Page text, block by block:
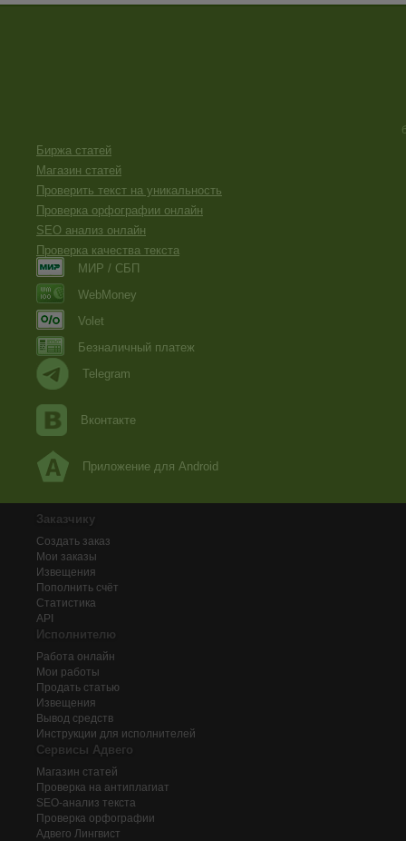
Биржа статей
Магазин статей
Проверить текст на уникальность
Проверка орфографии онлайн
SEO анализ онлайн
Проверка качества текста
МИР / СБП
WebMoney
Volet
Безналичный платеж
Telegram
Вконтакте
Приложение для Android
Заказчику
Создать заказ
Мои заказы
Извещения
Пополнить счёт
Статистика
API
Исполнителю
Работа онлайн
Мои работы
Продать статью
Извещения
Вывод средств
Инструкции для исполнителей
Сервисы Адвего
Магазин статей
Проверка на антиплагиат
SEO-анализ текста
Проверка орфографии
Адвего Лингвист